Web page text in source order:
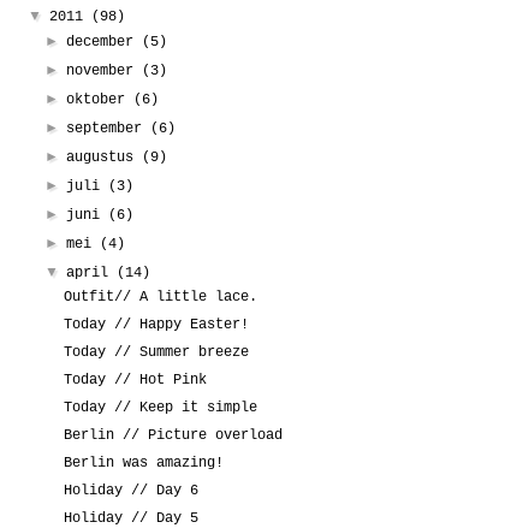
▼ 2011
(98)
►december
(5)
► november
(3)
►oktober
(6)
► september
(6)
►augustus
(9)
► juli
(3)
► juni
(6)
►mei
(4)
▼april
(14)
Outfit// A little lace.
Today // Happy Easter!
Today // Summer breeze
Today // Hot Pink
Today // Keep it simple
Berlin // Picture overload
Berlin was amazing!
Holiday // Day 6
Holiday // Day 5